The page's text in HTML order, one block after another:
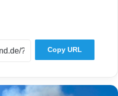
Copy URL